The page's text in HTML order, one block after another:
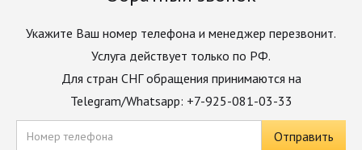
Укажите Ваш номер телефона и менеджер перезвонит.
Услуга действует только по РФ.
Для стран СНГ обращения принимаются на
Telegram/Whatsapp: +7-925-081-03-33